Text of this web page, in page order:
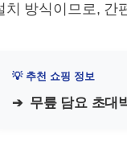
치 방식이므로, 간
무릎 담요 초대